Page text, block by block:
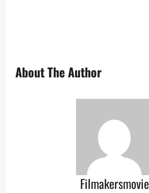
About The Author
Filmakersmovie